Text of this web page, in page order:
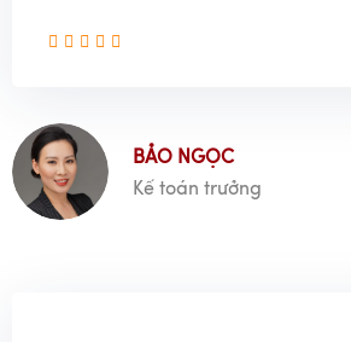
BẢO NGỌC
Kế toán trưởng